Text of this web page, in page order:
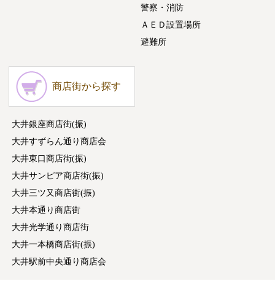
警察・消防
ＡＥＤ設置場所
避難所
商店街から探す
大井銀座商店街(振)
大井すずらん通り商店会
大井東口商店街(振)
大井サンピア商店街(振)
大井三ツ又商店街(振)
大井本通り商店街
大井光学通り商店街
大井一本橋商店街(振)
大井駅前中央通り商店会